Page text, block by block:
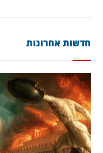
חדשות אחרונות